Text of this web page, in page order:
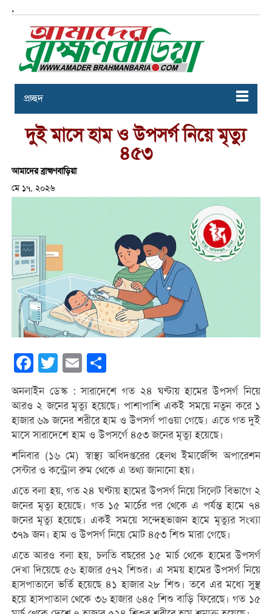
,
প্রচ্ছদ
দুই মাসে হাম ও উপসর্গ নিয়ে মৃত্যু
৪৫৩
আমাদের ব্রাহ্মণবাড়িয়া
মে ১৭, ২০২৬
Facebook
Twitter Email
অনলাইন ডেস্ক : সারাদেশে গত ২৪ ঘণ্টায় হামের উপসর্গ নিয়ে
আরও ২ জনের মৃত্যু হয়েছে। পাশাপাশি একই সময়ে নতুন করে ১
হাজার ৬৯ জনের শরীরে হাম ও উপসর্গ পাওয়া গেছে। এতে গত দুই
মাসে সারাদেশে হাম ও উপসর্গে ৪৫৩ জনের মৃত্যু হয়েছে।
শনিবার (১৬ মে) স্বাস্থ্য অধিদপ্তরের হেলথ ইমার্জেন্সি অপারেশন
সেন্টার ও কন্ট্রোল রুম থেকে এ তথ্য জানানো হয়।
এতে বলা হয়, গত ২৪ ঘণ্টায় হামের উপসর্গ নিয়ে সিলেট বিভাগে ২
জনের মৃত্যু হয়েছে। গত ১৫ মার্চের পর থেকে এ পর্যন্ত হামে ৭৪
জনের মৃত্যু হয়েছে। একই সময়ে সন্দেহভাজন হামে মৃত্যুর সংখ্যা
৩৭৯ জন। হাম ও উপসর্গ নিয়ে মোট ৪৫৩ শিশু মারা গেছে।
এতে আরও বলা হয়, চলতি বছরের ১৫ মার্চ থেকে হামের উপসর্গ
দেখা দিয়েছে ৫৬ হাজার ৫৭২ শিশুর। এ সময় হামের উপসর্গ নিয়ে
হাসপাতালে ভর্তি হয়েছে ৪১ হাজার ২৮ শিশু। তবে এর মধ্যে সুস্থ
হয়ে হাসপাতাল থেকে ৩৬ হাজার ৬৪৫ শিশু বাড়ি ফিরেছে। গত ১৫